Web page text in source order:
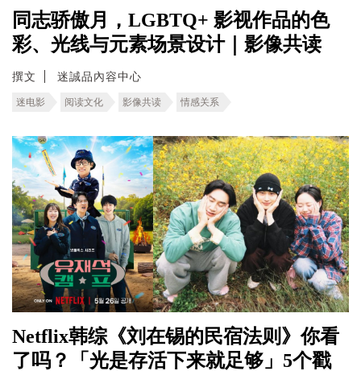
同志骄傲月，LGBTQ+ 影视作品的色
彩、光线与元素场景设计｜影像共读
撰文 迷誠品內容中心
迷电影 阅读文化 影像共读 情感关系
Netflix韩综《刘在锡的民宿法则》你看
了吗？「光是存活下来就足够」5个戳